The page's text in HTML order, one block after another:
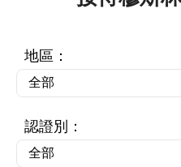
地區：
認證別：